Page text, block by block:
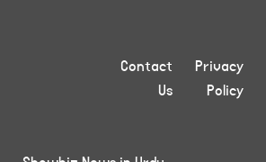
Privacy
Policy
Contact
Us